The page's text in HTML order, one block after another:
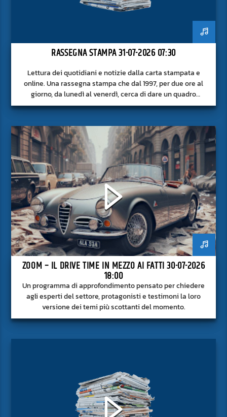
RASSEGNA STAMPA 31-07-2026 07:30
Lettura dei quotidiani e notizie dalla carta stampata e
online. Una rassegna stampa che dal 1997, per due ore al
giorno, da lunedì al venerdì, cerca di dare un quadro
approfondito delle notizie del giorno, senza fermarsi alla
ZOOM – IL DRIVE TIME IN MEZZO AI FATTI 30-07-2026
18:00
Un programma di approfondimento pensato per chiedere
agli esperti del settore, protagonisti e testimoni la loro
versione dei temi più scottanti del momento.